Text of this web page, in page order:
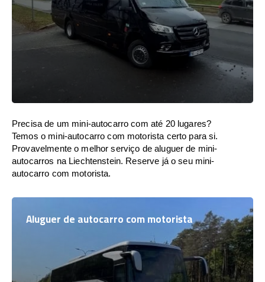
Precisa de um mini-autocarro com até 20 lugares?
Temos o mini-autocarro com motorista certo para si.
Provavelmente o melhor serviço de aluguer de mini-
autocarros na Liechtenstein. Reserve já o seu mini-
autocarro com motorista.
Aluguer de autocarro com motorista